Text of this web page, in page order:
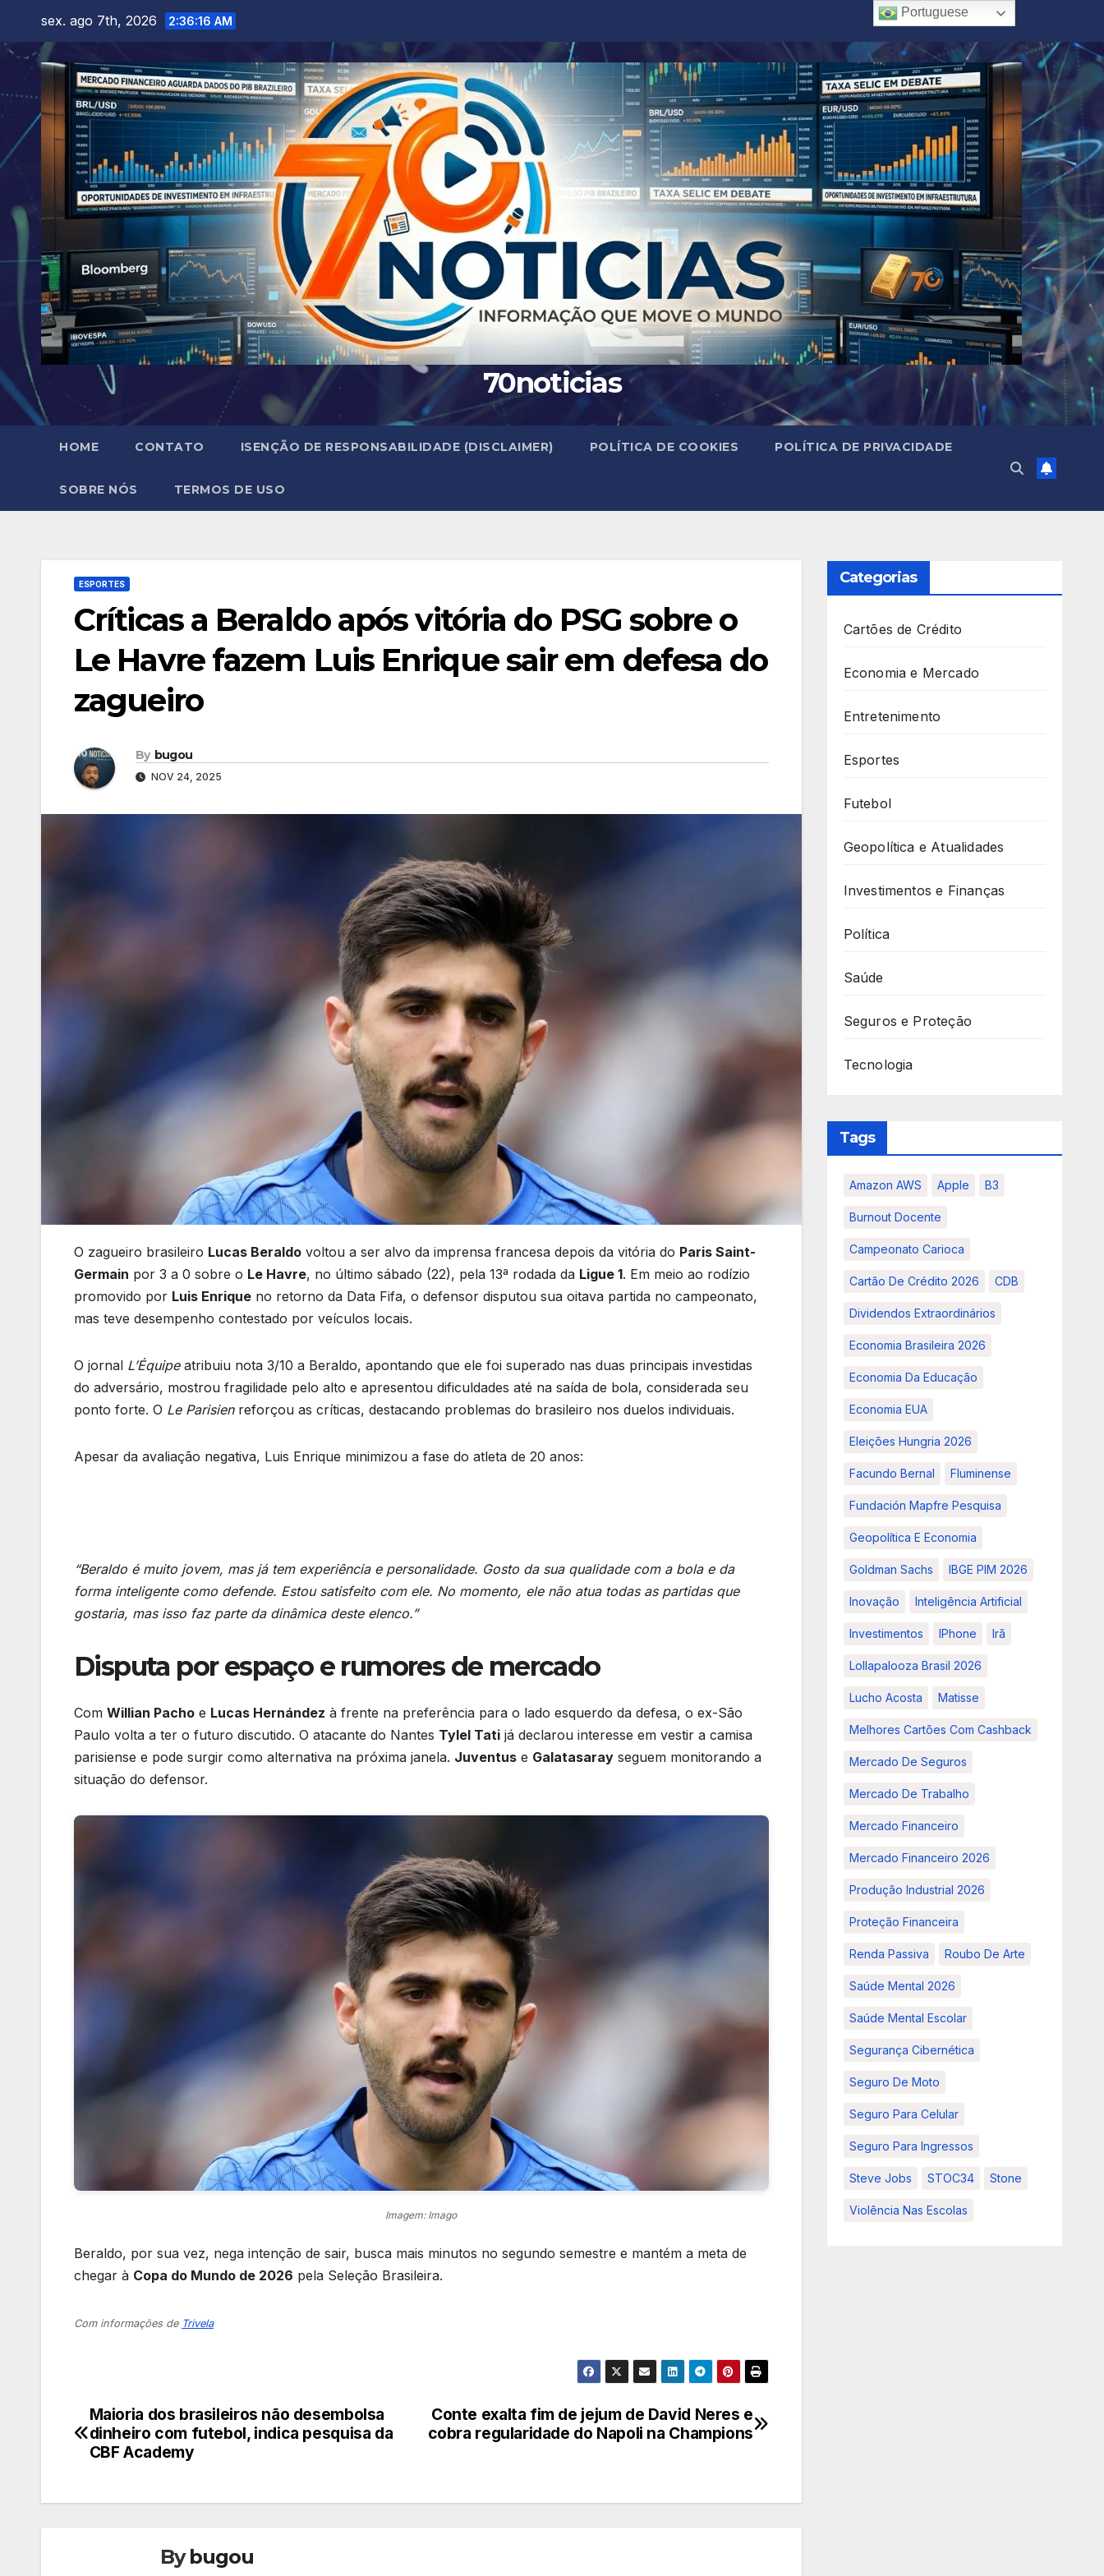
content
sex. ago 7th, 2026 2:36:18 AM
70noticias
HOME CONTATO ISENÇÃO DE RESPONSABILIDADE (DISCLAIMER) POLÍTICA DE COOKIES POLÍTICA DE PRIVACIDADE
SOBRE NÓS TERMOS DE USO
ESPORTES
Críticas a Beraldo após vitória do PSG sobre o
Le Havre fazem Luis Enrique sair em defesa do
zagueiro
By bugou
NOV 24, 2025
O zagueiro brasileiro Lucas Beraldo voltou a ser alvo da imprensa francesa depois da vitória do Paris Saint-
Germain por 3 a 0 sobre o Le Havre, no último sábado (22), pela 13ª rodada da Ligue 1. Em meio ao rodízio
promovido por Luis Enrique no retorno da Data Fifa, o defensor disputou sua oitava partida no campeonato,
mas teve desempenho contestado por veículos locais.
O jornal L’Équipeatribuiu nota 3/10 a Beraldo, apontando que ele foi superado nas duas principais investidas
do adversário, mostrou fragilidade pelo alto e apresentou dificuldades até na saída de bola, considerada seu
ponto forte. O Le Parisienreforçou as críticas, destacando problemas do brasileiro nos duelos individuais.
Apesar da avaliação negativa, Luis Enrique minimizou a fase do atleta de 20 anos:
“Beraldo é muito jovem, mas já tem experiência e personalidade. Gosto da sua qualidade com a bola e da
forma inteligente como defende. Estou satisfeito com ele. No momento, ele não atua todas as partidas que
gostaria, mas isso faz parte da dinâmica deste elenco.”
Disputa por espaço e rumores de mercado
Com Willian Pacho e Lucas Hernández à frente na preferência para o lado esquerdo da defesa, o ex-São
Paulo volta a ter o futuro discutido. O atacante do Nantes Tylel Tati já declarou interesse em vestir a camisa
parisiense e pode surgir como alternativa na próxima janela. Juventus e Galatasaray seguem monitorando a
situação do defensor.
Imagem: Imago
Beraldo, por sua vez, nega intenção de sair, busca mais minutos no segundo semestre e mantém a meta de
chegar à Copa do Mundo de 2026 pela Seleção Brasileira.
Com informações de Trivela
Navegação
de
Conte exalta fim de jejum de David Neres e
cobra regularidade do Napoli na Champions
Maioria dos brasileiros não desembolsa
dinheiro com futebol, indica pesquisa da
CBF Academy
Bybugou
Categorias
Cartões de Crédito
Economia e Mercado
Entretenimento
Esportes
Futebol
Geopolítica e Atualidades
Investimentos e Finanças
Política
Saúde
Seguros e Proteção
Tecnologia
Tags
Amazon AWS Apple B3
Burnout Docente
Campeonato Carioca
Cartão De Crédito 2026 CDB
Dividendos Extraordinários
Economia Brasileira 2026
Economia Da Educação
Economia EUA
Eleições Hungria 2026
Facundo Bernal Fluminense
Fundación Mapfre Pesquisa
Geopolítica E Economia
Goldman Sachs IBGE PIM 2026
Inovação Inteligência Artificial
Investimentos IPhone Irã
Lollapalooza Brasil 2026
Lucho Acosta Matisse
Melhores Cartões Com Cashback
Mercado De Seguros
Mercado De Trabalho
Mercado Financeiro
Mercado Financeiro 2026
Produção Industrial 2026
Proteção Financeira
Renda Passiva Roubo De Arte
Saúde Mental 2026
Saúde Mental Escolar
Segurança Cibernética
Seguro De Moto
Seguro Para Celular
Seguro Para Ingressos
Steve Jobs STOC34 Stone
Violência Nas Escolas
Portuguese